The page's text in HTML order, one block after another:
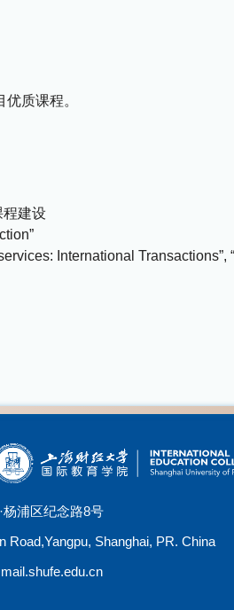
质课程。
程建设
International Transactions”,
杨浦区纪念路8号
Road,Yangpu, Shanghai, PR. China